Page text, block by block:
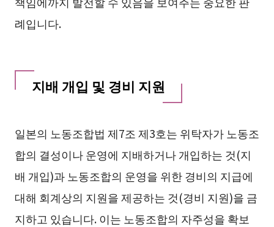
례입니다.
지배 개입 및 경비 지원
일본의 노동조합법 제7조 제3호는 위탁자가 노동조
합의 결성이나 운영에 지배하거나 개입하는 것(지
배 개입)과 노동조합의 운영을 위한 경비의 지급에
대해 회계상의 지원을 제공하는 것(경비 지원)을 금
지하고 있습니다. 이는 노동조합의 자주성을 확보